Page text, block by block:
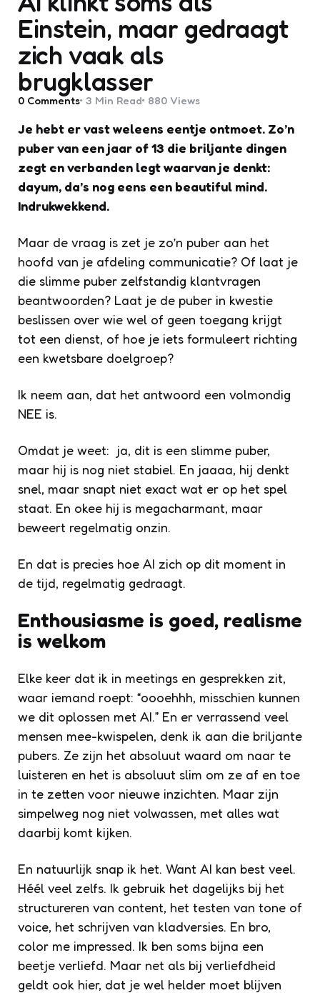
Einstein, maar gedraagt
zich vaak als
brugklasser
0 Comments 3 Min Read 880 Views
Je hebt er vast weleens eentje ontmoet. Zo’n
puber van een jaar of 13 die briljante dingen
zegt en verbanden legt waarvan je denkt:
dayum, da’s nog eens een beautiful mind.
Indrukwekkend.
Maar de vraag is zet je zo’n puber aan het
hoofd van je afdeling communicatie? Of laat je
die slimme puber zelfstandig klantvragen
beantwoorden? Laat je de puber in kwestie
beslissen over wie wel of geen toegang krijgt
tot een dienst, of hoe je iets formuleert richting
een kwetsbare doelgroep?
Ik neem aan, dat het antwoord een volmondig
NEE is.
Omdat je weet: ja, dit is een slimme puber,
maar hij is nog niet stabiel. En jaaaa, hij denkt
snel, maar snapt niet exact wat er op het spel
staat. En okee hij is megacharmant, maar
beweert regelmatig onzin.
En dat is precies hoe AI zich op dit moment in
de tijd, regelmatig gedraagt.
Enthousiasme is goed, realisme
is welkom
Elke keer dat ik in meetings en gesprekken zit,
waar iemand roept: “oooehhh, misschien kunnen
we dit oplossen met AI.” En er verrassend veel
mensen mee-kwispelen, denk ik aan die briljante
pubers. Ze zijn het absoluut waard om naar te
luisteren en het is absoluut slim om ze af en toe
in te zetten voor nieuwe inzichten. Maar zijn
simpelweg nog niet volwassen, met alles wat
daarbij komt kijken.
En natuurlijk snap ik het. Want AI kan best veel.
Héél veel zelfs. Ik gebruik het dagelijks bij het
structureren van content, het testen van tone of
voice, het schrijven van kladversies. En bro,
color me impressed. Ik ben soms bijna een
beetje verliefd. Maar net als bij verliefdheid
geldt ook hier, dat je wel helder moet blijven